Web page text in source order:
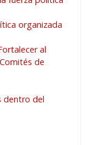
organizada
al
de
dentro del